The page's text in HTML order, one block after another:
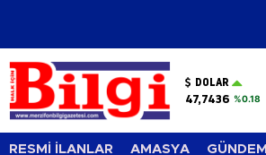
DOLAR
47,7436 %0.18
RESMİ İLANLAR AMASYA GÜNDEM